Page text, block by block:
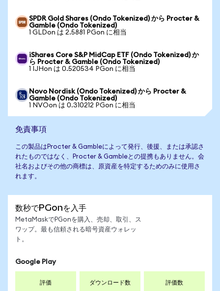
SPDR Gold Shares (Ondo Tokenized) から Procter &
Gamble (Ondo Tokenized)
1 GLDon は 2.5881 PGon に相当
iShares Core S&P MidCap ETF (Ondo Tokenized) か
ら Procter & Gamble (Ondo Tokenized)
1 IJHon は 0.520534 PGon に相当
Novo Nordisk (Ondo Tokenized) から Procter &
Gamble (Ondo Tokenized)
1 NVOon は 0.310212 PGon に相当
免責事項
この製品はProcter & Gambleによって発行、後援、または承認さ
れたものではなく、Procter & Gambleとの提携もありません。会
社名およびその他の商標は、原資産を特定するためのみに使用さ
れます。
数秒でPGonを入手
MetaMaskでPGonを購入、売却、取引、ス
ワップ。最も信頼される暗号資産ウォレッ
ト。
Google Play
評価 ダウンロード数 評価数